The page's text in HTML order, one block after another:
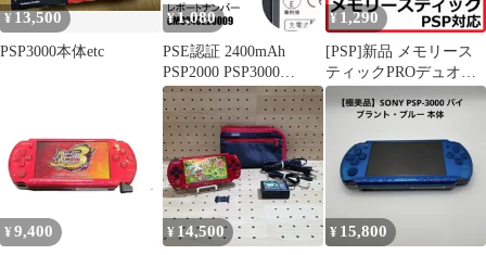
¥ 13,500
PSP3000本体etc
¥1,080
PSE認証 2400mAh
PSP2000 PSP3000
2400mah バッテリー 電
池 PSP-2000 PSP-3000
互換品
¥ 1,290
[PSP]新品 メモリース
ティックPROデュオ
32GB
¥ 9,400 ¥ 14,500 ¥ 15,800